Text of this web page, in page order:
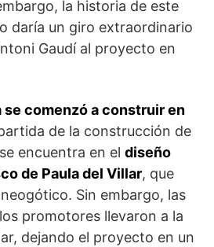
la historia de este
daría un giro extraordinario
Gaudí al proyecto en
se comenzó a construir en
de la construcción de
encuentra en el diseño
de Paula del Villar, que
Sin embargo, las
promotores llevaron a la
dejando el proyecto en un